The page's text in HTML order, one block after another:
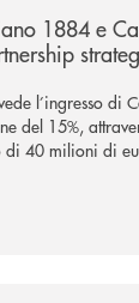
1884 e
l’ingresso di
del 15%,
di 40 milioni di
ai